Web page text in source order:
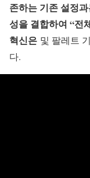
존하는 기존 설정
성을 결합하여 “전
혁신은 및 팔레트
다.